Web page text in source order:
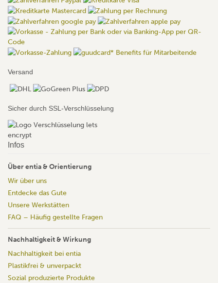
Versand
Sicher durch SSL-Verschlüsselung
Infos
Über entia & Orientierung
Wir über uns
Entdecke das Gute
Unsere Werkstätten
FAQ – Häufig gestellte Fragen
Nachhaltigkeit & Wirkung
Nachhaltigkeit bei entia
Plastikfrei & unverpackt
Sozial produzierte Produkte